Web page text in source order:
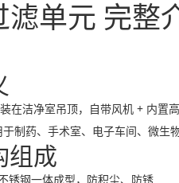
滤单元 完
在洁净室吊顶，自带风机 + 内
制药、手术室、电子车间、微生
组成
锈钢一体成型，防积尘、防锈